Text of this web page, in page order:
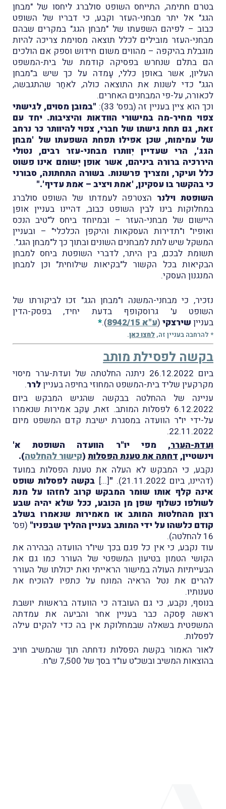
בטרם חתימה, התייחס השופט סולברג ליחסו של "מבחן
הגג" אל יתר מבחני-העזר וקבע, כי דבריו של השופט
כבוב – לפיהם השפעתו של "מבחן הגג" במקרים שבהם
מבחני-העזר מובילים לכלל תוצאה מסוימת צריכה להיות
מוגבלת בהיקפה – מהווים משום חידוש וספק אם הולכים
הם בתלם שנחרש בפסיקה קודמת של בית-המשפט
העליון, אשר באופן כללי, עָמדה על כך שיש ב"מבחן
הגג" כדי לשנות את התוצאה כולה, לאחַר שהתגבשה,
לכאורה, על-פי המבחנים האחרים.
וכך הוא ציין בעניין זה (בפס' 33):
"במובן מסוים, לגישתי
צפוי מחיר-מה במישורי הוודאות והיציבות. יחד עם
זאת, גם תחת גישתו של חברי, צפוי להיוותר כר נרחב
של עמימות, שכן אפילו תפחת השפעתו של 'מבחן
הגג', הרי שעדיין יִוותרו מבחני-עזר רבים, נטולי
היררכיה ברורה ביניהם, אשר אופן יִשומם אינו פשוט
כלל ועיקר, ומצריך פרשנות. בשורה התחתונה, סבורני
כי בהקשר בו עסקינן, 'אמת ויציב – אמת עדיף'."
השופטת וילנר הצטרפה לעמדתו של השופט סולברג
במחלוקות בינו לבין השופט כבוב, דהיינו בעניין אופן
היישום של מבחני-העזר – ובמיוחד ביחס ל"טיב הנכס
ואופיו" ו"תדירות העסקאות והיקפן הכלכלי" – ובעניין
המשקל שיש לתת למבחנים השונים ובתוך כך ל"מבחן הגג".
תשומת לבכם, בין היתר, לדברי השופטת ביחס למבחן
הבקיאות בכל הקשור ל"בקיאות שילוחית" וכן למבחן
המנגנון העסקי.
נזכיר, כי מבחני-המשנה ו"מבחן הגג" זכו לביקורתו של
השופט ע' גרוסקופף בדעת יחיד, בפסק-הדין
בעניין שירצקי (ע"א 8942/15 ).
*
* להרחבה בעניין זה,לחצו כאן.
בקשה לפסילת מותב
ביום 26.12.2022 ניתנה החלטתה של ועדת-ערר מיסוי
מקרקעין שליד בית-המשפט המחוזי בחיפה בענייןלרר.
עניינה של ההחלטה בבקשה שהגיש המבקש ביום
6.12.2022 לפסלות המותב. זאת, עֵקב אמירות שנאמרו
על-ידי יו"ר הוועדה במסגרת ישיבת קדם המשפט מיום
22.11.2022.
ועדת-הערר, מפי יו"ר הוועדה השופטת א'
וינשטיין, דחתה את טענת הפּסלות (קישור להחלטה).
נקבע, כי המבקש לא העלה את טענת הפסלות במועד
(דהיינו, ביום 21.11.2022).
"
[...] בקשה לפסלות שופט
אינה קלף אותו שומר המבקש קרוב לחזהו על מנת
לשולפו כשלוף שפן מן הכובע, ככל שלא יהיה שבע
רצון מהחלטות המותב או מאמירות שנאמרו בשלב
קודם כלשהו על ידי המותב בעניין ההליך שבפניו" (פס'
16 להחלטה).
עוד נקבע, כי אין כל פגם בכך שיו"ר הוועדה הִבהירה את
הקושי הטמון בטיעון המשפטי של העורר כמו גם את
הבעייתיות העולה במישור הראייתי ואת יכולתו של העורר
להרים את נטל הראיה המונח על כתפיו להוכיח את
טענותיו.
בנוסף, נקבע, כי גם העובדה כי הוועדה בראשות יושבת
ראשהּ פָּסקה כבר בעניין אחר והביעה את עמדתה
המשפטית בשאלה שבמחלוקת אין בה כדי להקים עילה
לפסלות.
לאור האמור בקשת הפסלות נדחתה תוך שהמשיב חויב
בהוצאות המשיב ובשכ"ט עו"ד בסך של 7,500 ש"ח.